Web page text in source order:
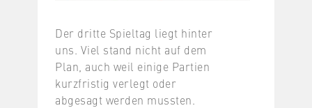
Der dritte Spieltag liegt hinter
uns. Viel stand nicht auf dem
Plan, auch weil einige Partien
kurzfristig verlegt oder
abgesagt werden mussten.